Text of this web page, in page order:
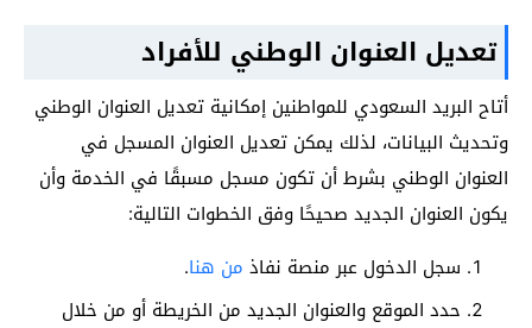
تعديل العنوان الوطني للأفراد
أتاح البريد السعودي للمواطنين إمكانية تعديل العنوان الوطني
وتحديث البيانات، لذلك يمكن تعديل العنوان المسجل في
العنوان الوطني بشرط أن تكون مسجل مسبقًا في الخدمة وأن
يكون العنوان الجديد صحيحًا وفق الخطوات التالية:
سجل الدخول عبر منصة نفاذ من هنا.
حدد الموقع والعنوان الجديد من الخريطة أو من خلال